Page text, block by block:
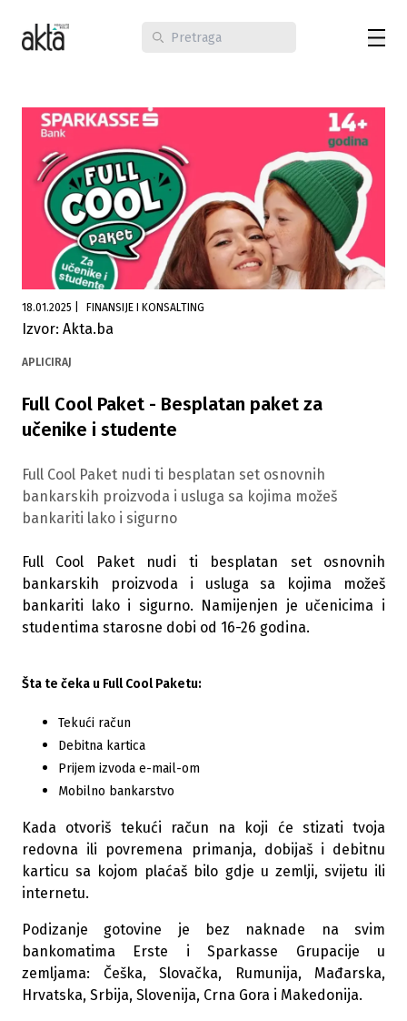
18.01.2025 FINANSIJE I KONSALTING
Izvor: Akta.ba
APLICIRAJ
Full Cool Paket - Besplatan paket za
učenike i studente
​Full Cool Paket nudi ti besplatan set osnovnih
bankarskih proizvoda i usluga sa kojima možeš
bankariti lako i sigurno
Full Cool Paket nudi ti besplatan set osnovnih
bankarskih proizvoda i usluga sa kojima možeš
bankariti lako i sigurno. Namijenjen je učenicima i
studentima starosne dobi od 16-26 godina.
Šta te čeka u Full Cool Paketu:
Tekući račun
Debitna kartica
Prijem izvoda e-mail-om
Mobilno bankarstvo
Kada otvoriš tekući račun na koji će stizati tvoja
redovna ili povremena primanja, dobijaš i debitnu
karticu sa kojom plaćaš bilo gdje u zemlji, svijetu ili
internetu.
Podizanje gotovine je bez naknade na svim
bankomatima Erste i Sparkasse Grupacije u
zemljama: Češka, Slovačka, Rumunija, Mađarska,
Hrvatska, Srbija, Slovenija, Crna Gora i Makedonija.